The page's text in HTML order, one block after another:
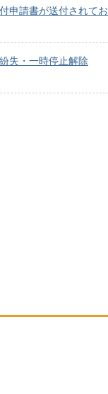
申請書が送付されてお
失・一時停止解除